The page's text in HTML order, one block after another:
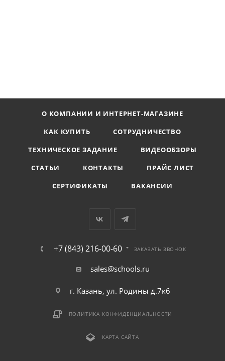
О КОМПАНИИ И ИНТЕРНЕТ-МАГАЗИНЕ
КАК КУПИТЬ
СОТРУДНИЧЕСТВО
ТЕХНИЧЕСКОЕ ЗАДАНИЕ
ВИДЕООБЗОРЫ
СТАТЬИ
КОНТАКТЫ
ПРАЙС ЛИСТ
СЕРТИФИКАТЫ
ВАКАНСИИ
+7 (843) 216-00-60 ЗАКАЗАТЬ ЗВОНОК
sales@schools.ru
г. Казань, ул. Родины д.7к6
ПОЛИТИКА КОНФИДЕНЦИАЛЬНОСТИ
КАРТА САЙТА